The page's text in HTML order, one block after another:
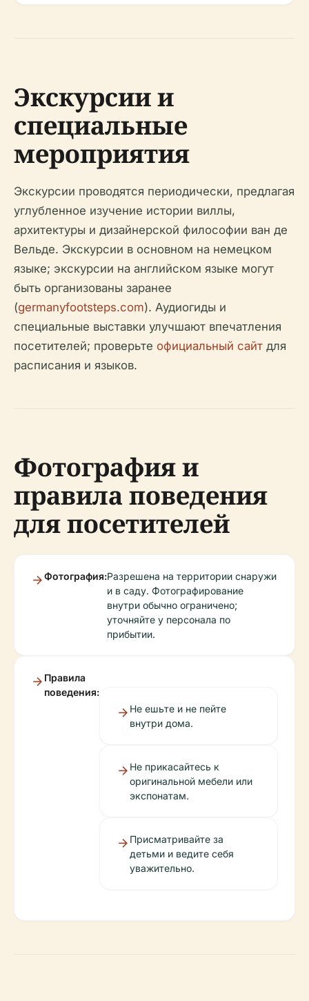
Экскурсии и
специальные
мероприятия
Экскурсии проводятся периодически, предлагая
углубленное изучение истории виллы,
архитектуры и дизайнерской философии ван де
Вельде. Экскурсии в основном на немецком
языке; экскурсии на английском языке могут
быть организованы заранее
(germanyfootsteps.com). Аудиогиды и
специальные выставки улучшают впечатления
посетителей; проверьте официальный сайт для
расписания и языков.
Фотография и
правила поведения
для посетителей
Фотография:Разрешена на территории снаружи
и в саду. Фотографирование
внутри обычно ограничено;
уточняйте у персонала по
прибытии.
Правила
поведения:
Не ешьте и не пейте
внутри дома.
Не прикасайтесь к
оригинальной мебели или
экспонатам.
Присматривайте за
детьми и ведите себя
уважительно.